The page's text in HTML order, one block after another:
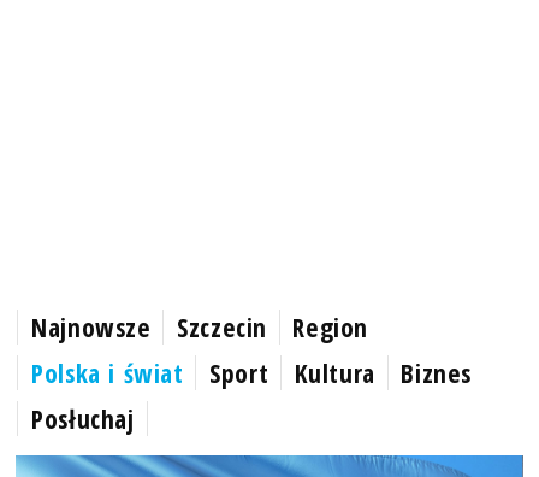
Najnowsze Szczecin
Region
Polska i świat
Sport Kultura
Biznes
Posłuchaj